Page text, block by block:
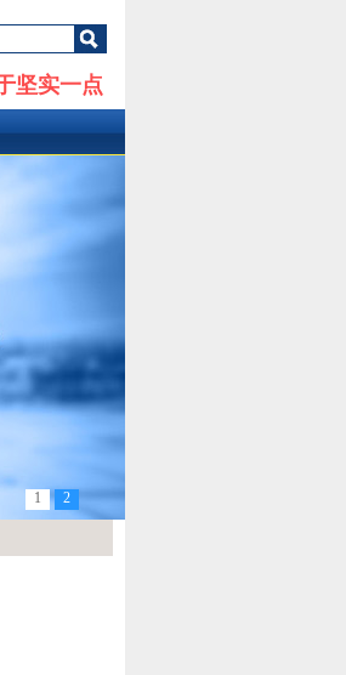
坚实一点
1 2